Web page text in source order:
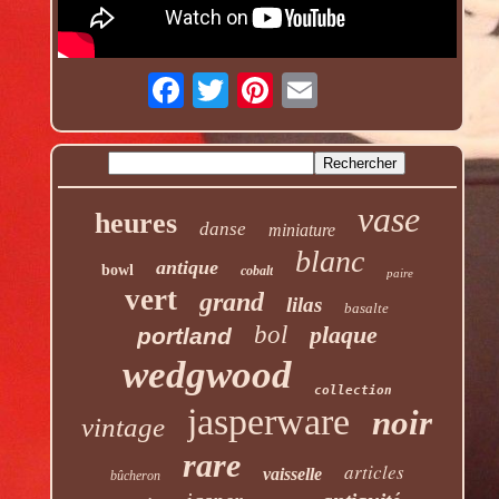
heures danse miniature vase
bowl antique cobalt blanc paire
vert grand lilas basalte
portland bol plaque
wedgwood collection
vintage jasperware noir
bûcheron rare vaisselle articles